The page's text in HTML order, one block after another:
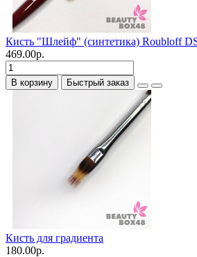
Кисть "Шлейф" (синтетика) Roubloff
469.00р.
В корзину Быстрый заказ
Кисть для градиента
180.00р.